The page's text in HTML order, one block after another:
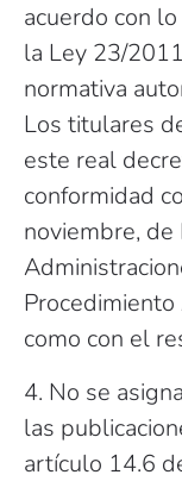
acuerdo con
la Ley 23/
normativa
Los titulares
este real
conformidad
noviembre, de
como con el
4. No se
las
artículo 14.6